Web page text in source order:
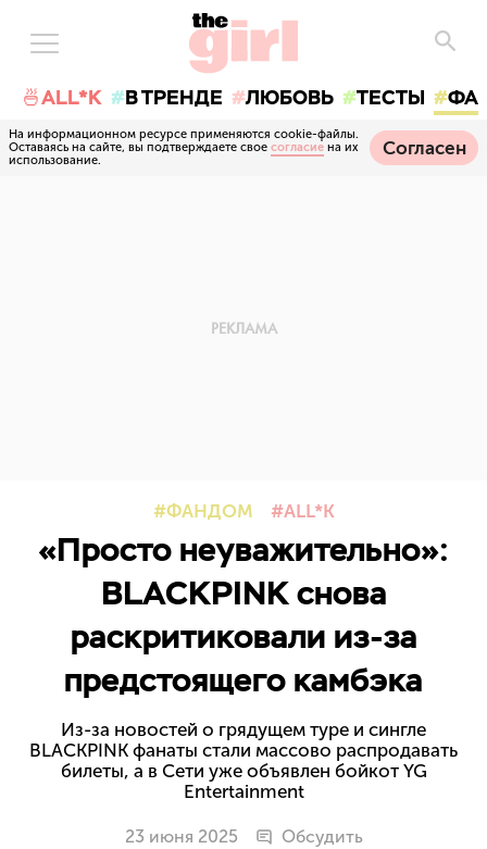
🍜ALL*K В ТРЕНДЕ ЛЮБОВЬ ТЕСТЫ
На информационном ресурсе применяются cookie-файлы.
Оставаясь на сайте, вы подтверждаете свое согласие на их
использование.
Согласен
ФАНДОМ ALL*K
«Просто неуважительно»:
BLACKPINK снова
раскритиковали из-за
предстоящего камбэка
Из-за новостей о грядущем туре и сингле
BLACKPINK фанаты стали массово распродавать
билеты, а в Сети уже объявлен бойкот YG
Entertainment
23 июня 2025 Обсудить